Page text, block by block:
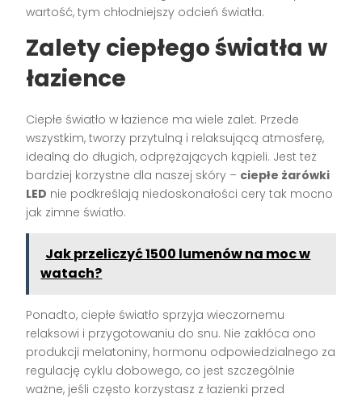
wartość, tym chłodniejszy odcień światła.
Zalety ciepłego światła w
łazience
Ciepłe światło w łazience ma wiele zalet. Przede
wszystkim, tworzy przytulną i relaksującą atmosferę,
idealną do długich, odprężających kąpieli. Jest też
bardziej korzystne dla naszej skóry – ciepłe żarówki
LED nie podkreślają niedoskonałości cery tak mocno
jak zimne światło.
Jak przeliczyć 1500 lumenów na moc w
watach?
Ponadto, ciepłe światło sprzyja wieczornemu
relaksowi i przygotowaniu do snu. Nie zakłóca ono
produkcji melatoniny, hormonu odpowiedzialnego za
regulację cyklu dobowego, co jest szczególnie
ważne, jeśli często korzystasz z łazienki przed